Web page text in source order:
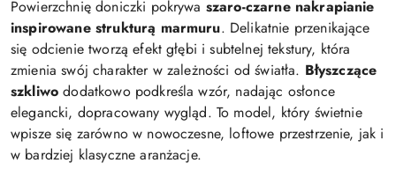
Powierzchnię doniczki pokrywa szaro-czarne nakrapianie
inspirowane strukturą marmuru. Delikatnie przenikające
się odcienie tworzą efekt głębi i subtelnej tekstury, która
zmienia swój charakter w zależności od światła. Błyszczące
szkliwo dodatkowo podkreśla wzór, nadając osłonce
elegancki, dopracowany wygląd. To model, który świetnie
wpisze się zarówno w nowoczesne, loftowe przestrzenie, jak i
w bardziej klasyczne aranżacje.